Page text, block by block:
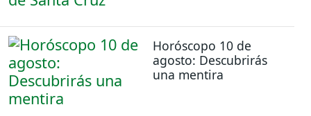
Horóscopo 10 de
agosto: Descubrirás
una mentira